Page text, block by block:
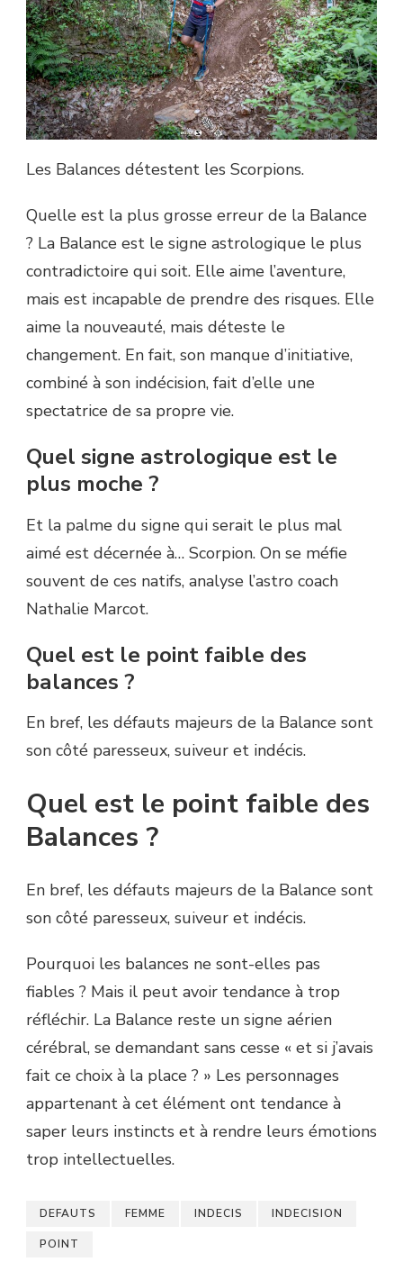
Les Balances détestent les Scorpions.
Quelle est la plus grosse erreur de la Balance
? La Balance est le signe astrologique le plus
contradictoire qui soit. Elle aime l’aventure,
mais est incapable de prendre des risques. Elle
aime la nouveauté, mais déteste le
changement. En fait, son manque d’initiative,
combiné à son indécision, fait d’elle une
spectatrice de sa propre vie.
Quel signe astrologique est le
plus moche ?
Et la palme du signe qui serait le plus mal
aimé est décernée à… Scorpion. On se méfie
souvent de ces natifs, analyse l’astro coach
Nathalie Marcot.
Quel est le point faible des
balances ?
En bref, les défauts majeurs de la Balance sont
son côté paresseux, suiveur et indécis.
Quel est le point faible des
Balances ?
En bref, les défauts majeurs de la Balance sont
son côté paresseux, suiveur et indécis.
Pourquoi les balances ne sont-elles pas
fiables ? Mais il peut avoir tendance à trop
réfléchir. La Balance reste un signe aérien
cérébral, se demandant sans cesse « et si j’avais
fait ce choix à la place ? » Les personnages
appartenant à cet élément ont tendance à
saper leurs instincts et à rendre leurs émotions
trop intellectuelles.
DEFAUTS FEMME INDECIS INDECISION
POINT